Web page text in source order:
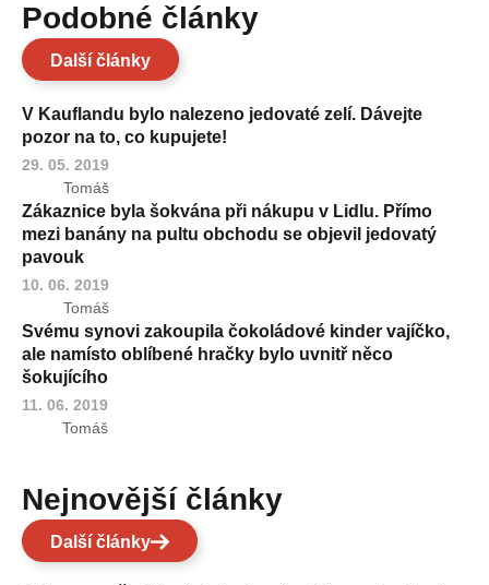
Podobné články
Další články
V Kauflandu bylo nalezeno jedovaté zelí. Dávejte
pozor na to, co kupujete!
29. 05. 2019
Tomáš
Zákaznice byla šokvána při nákupu v Lidlu. Přímo
mezi banány na pultu obchodu se objevil jedovatý
pavouk
10. 06. 2019
Tomáš
Svému synovi zakoupila čokoládové kinder vajíčko,
ale namísto oblíbené hračky bylo uvnitř něco
šokujícího
11. 06. 2019
Tomáš
Nejnovější články
Další články